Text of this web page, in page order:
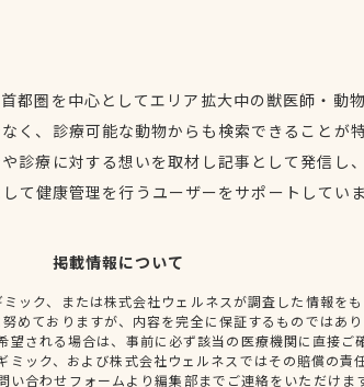
都圏を中心としてエリア拡大中の獣医師・動
く、診療可能な動物からも検索できることが
診療に対する想いを取材し記事として発信し
て健康管理を行うユーザーをサポートしてい
掲載情報について
ック、または株式会社ウェルネスが調査した情報を
めておりますが、内容を完全に保証するものではあ
望される場合は、事前に必ず該当の医療機関に直接ご
ミック、および株式会社ウェルネスではその賠償の責
い合わせフォームより編集部までご連絡をいただけま